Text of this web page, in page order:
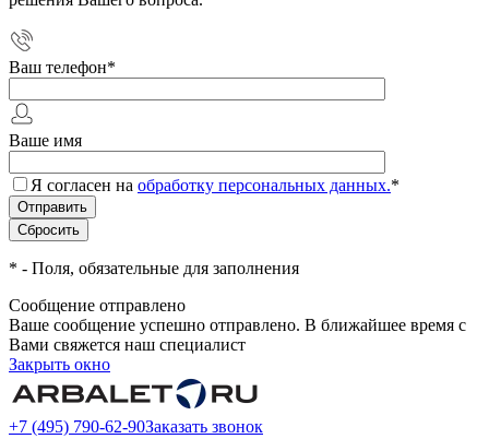
Ваш телефон*
Ваше имя
Я согласен на обработку персональных данных.*
* - Поля, обязательные для заполнения
Сообщение отправлено
Ваше сообщение успешно отправлено. В ближайшее время с
Вами свяжется наш специалист
Закрыть окно
+7 (495) 790-62-90Заказать звонок